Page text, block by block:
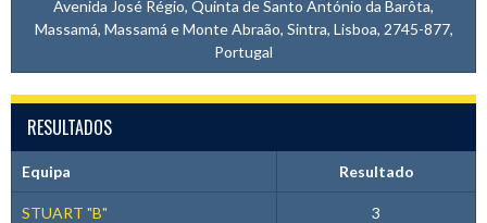
Avenida José Régio, Quinta de Santo António da Barôta,
Massamá, Massamá e Monte Abraão, Sintra, Lisboa, 2745-877,
Portugal
RESULTADOS
Equipa Resultado
STUART "B" 3